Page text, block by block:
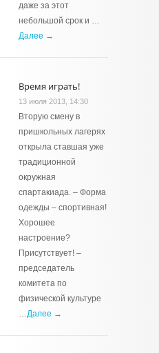
даже за этот
небольшой срок и …
Далее →
Время играть!
13 июля 2013, 14:30
Вторую смену в
пришкольных лагерях
открыла ставшая уже
традиционной
окружная
спартакиада. – Форма
одежды – спортивная!
Хорошее
настроение?
Присутствует! –
председатель
комитета по
физической культуре
…Далее →